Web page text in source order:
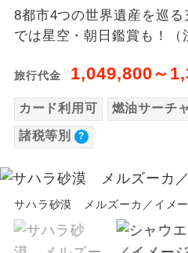
8都市4つの世界遺産を巡
では星空・朝日鑑賞も！（
旅行代金 1,049,800～
カード利用可 燃油サーチ
諸税等別
サハラ砂漠 メルズーカ／イメ
【旅客保安サービス料】
大人（12歳以上）320
歳未満）320円
【海外空港諸税等】
料と空港税等は含まれ
支払いが必要となりま
らせいたします。
当ツアーは日程表に記
なく、各地より下記追
ご同行者様が異なる発
は、当社予約センター
があります
世界遺産
ユネスコ
然遺産を訪
温泉
露天風呂
ご宿泊ホ
す。
大浴場 ご宿泊ホテ